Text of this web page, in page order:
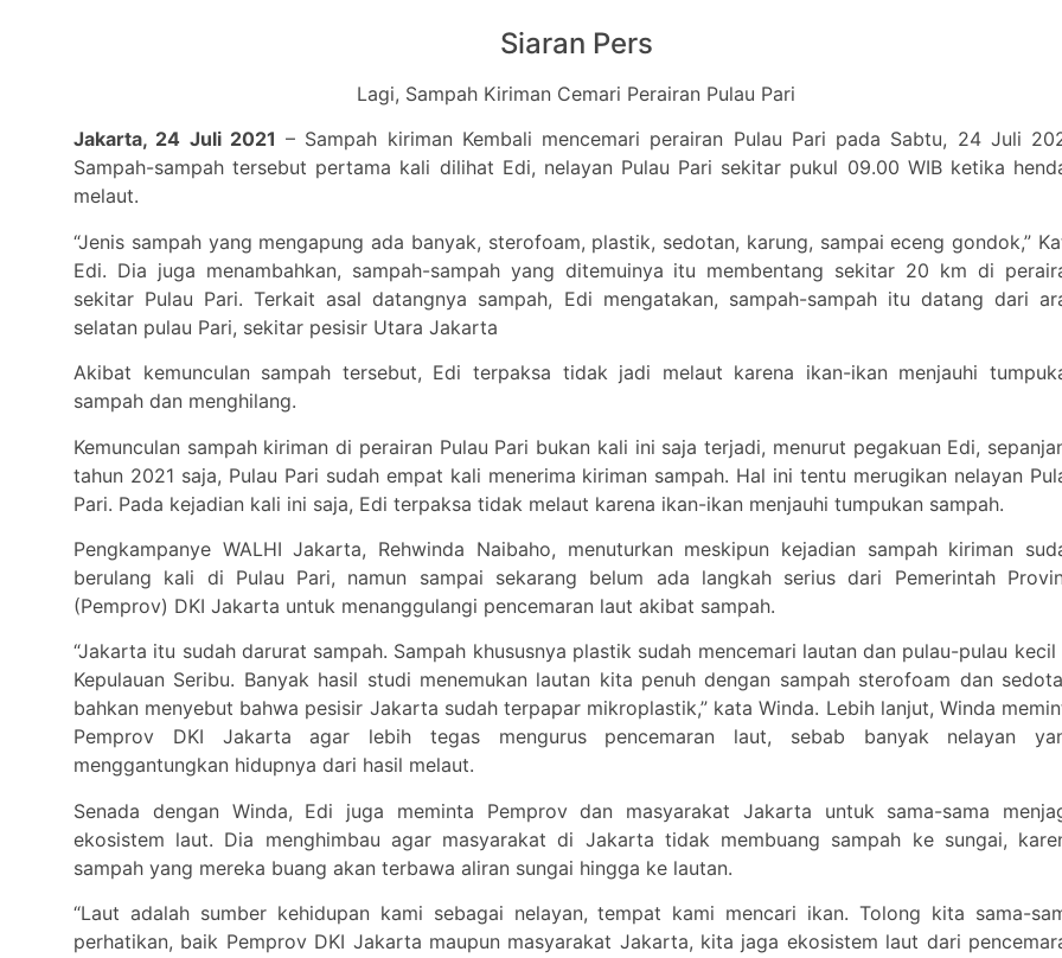
Siaran Pers
Lagi, Sampah Kiriman Cemari Perairan Pulau Pari
Jakarta, 24 Juli 2021 – Sampah kiriman Kembali mencemari perairan Pulau Pari pada Sabtu, 24 Juli
Sampah-sampah tersebut pertama kali dilihat Edi, nelayan Pulau Pari sekitar pukul 09.00 WIB ketika
melaut.
“Jenis sampah yang mengapung ada banyak, sterofoam, plastik, sedotan, karung, sampai eceng gondok,”
Edi. Dia juga menambahkan, sampah-sampah yang ditemuinya itu membentang sekitar 20 km di
sekitar Pulau Pari. Terkait asal datangnya sampah, Edi mengatakan, sampah-sampah itu datang dari
selatan pulau Pari, sekitar pesisir Utara Jakarta
Akibat kemunculan sampah tersebut, Edi terpaksa tidak jadi melaut karena ikan-ikan menjauhi
sampah dan menghilang.
Kemunculan sampah kiriman di perairan Pulau Pari bukan kali ini saja terjadi, menurut pegakuan Edi,
tahun 2021 saja, Pulau Pari sudah empat kali menerima kiriman sampah. Hal ini tentu merugikan nelayan
Pari. Pada kejadian kali ini saja, Edi terpaksa tidak melaut karena ikan-ikan menjauhi tumpukan sampah.
Pengkampanye WALHI Jakarta, Rehwinda Naibaho, menuturkan meskipun kejadian sampah kiriman
berulang kali di Pulau Pari, namun sampai sekarang belum ada langkah serius dari Pemerintah
(Pemprov) DKI Jakarta untuk menanggulangi pencemaran laut akibat sampah.
“Jakarta itu sudah darurat sampah. Sampah khususnya plastik sudah mencemari lautan dan pulau-pulau kecil
Kepulauan Seribu. Banyak hasil studi menemukan lautan kita penuh dengan sampah sterofoam dan
bahkan menyebut bahwa pesisir Jakarta sudah terpapar mikroplastik,” kata Winda. Lebih lanjut, Winda
Pemprov DKI Jakarta agar lebih tegas mengurus pencemaran laut, sebab banyak nelayan
menggantungkan hidupnya dari hasil melaut.
Senada dengan Winda, Edi juga meminta Pemprov dan masyarakat Jakarta untuk sama-sama
ekosistem laut. Dia menghimbau agar masyarakat di Jakarta tidak membuang sampah ke sungai,
sampah yang mereka buang akan terbawa aliran sungai hingga ke lautan.
“Laut adalah sumber kehidupan kami sebagai nelayan, tempat kami mencari ikan. Tolong kita sama-
perhatikan, baik Pemprov DKI Jakarta maupun masyarakat Jakarta, kita jaga ekosistem laut dari